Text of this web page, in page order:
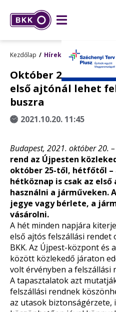
Kezdőlap Hírek
Október 25-től
első ajtónál lehet
buszra
2021.10.20. 11:45
Budapest, 2021. október 20. –
rend az Újpesten
október 25-től, hétfőtől
hétköznap is csak az
használni a járműveken.
jegye vagy bérlete, a
vásárolni.
A hét minden napjára
első ajtós felszállási
BKK. Az Újpest-központ és
között közlekedő járaton
volt érvényben a felszállási
A tapasztalatok azt
felszállási rendnek
az utasok biztonságérzete,